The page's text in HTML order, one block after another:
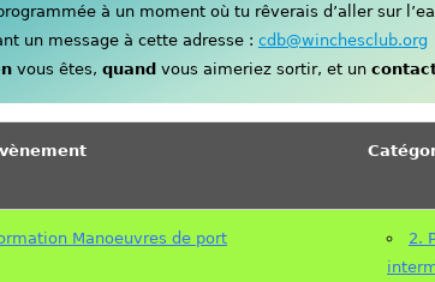
à un moment où tu rêverais d’aller sur
un message à cette adresse : cdb@winchesclub.org
vous êtes, quand vous aimeriez sortir, et un
Manoeuvres de port
2.